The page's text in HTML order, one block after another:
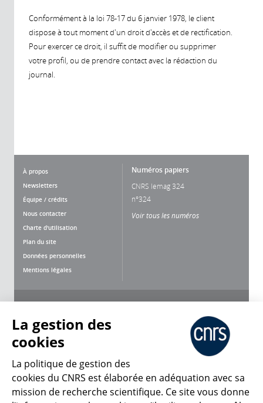
Conformément à la loi 78-17 du 6 janvier 1978, le client
dispose à tout moment d'un droit d'accès et de rectification.
Pour exercer ce droit, il suffit de modifier ou supprimer
votre profil, ou de prendre contact avec la rédaction du
journal.
À propos
Newsletters
Équipe / crédits
Nous contacter
Charte d'utilisation
Plan du site
Données personnelles
Mentions légales
Numéros papiers
CNRS lemag 324
n°324
Voir tous les numéros
CNRS Le Mag
La gestion des
cookies
La politique de gestion des
cookies du CNRS est élaborée en adéquation avec sa
mission de recherche scientifique. Ce site vous donne